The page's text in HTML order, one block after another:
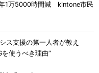
1万5000時間減 kintone市民
ス支援の第一人者が教え
を使うべき理由”